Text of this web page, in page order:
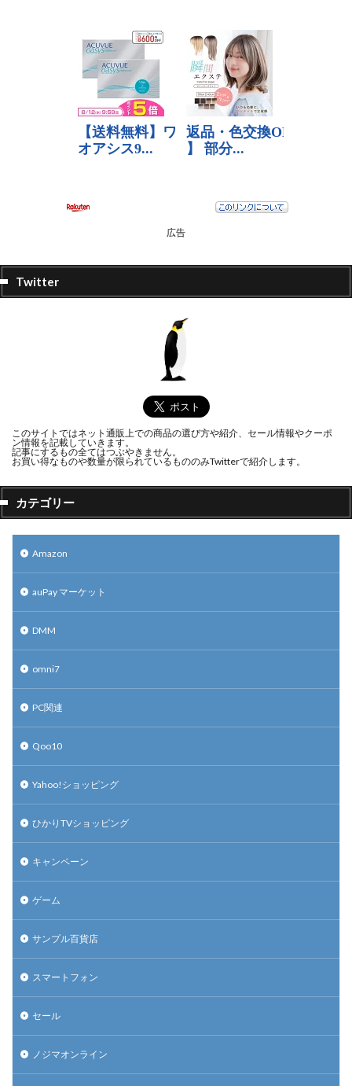
広告
Twitter
このサイトではネット通販上での商品の選び方や紹介、セール情報やクーポ
ン情報を記載していきます。
記事にするもの全てはつぶやきません。
お買い得なものや数量が限られているもののみTwitterで紹介します。
カテゴリー
Amazon
auPay マーケット
DMM
omni7
PC関連
Qoo10
Yahoo!ショッピング
ひかりTVショッピング
キャンペーン
ゲーム
サンプル百貨店
スマートフォン
セール
ノジマオンライン